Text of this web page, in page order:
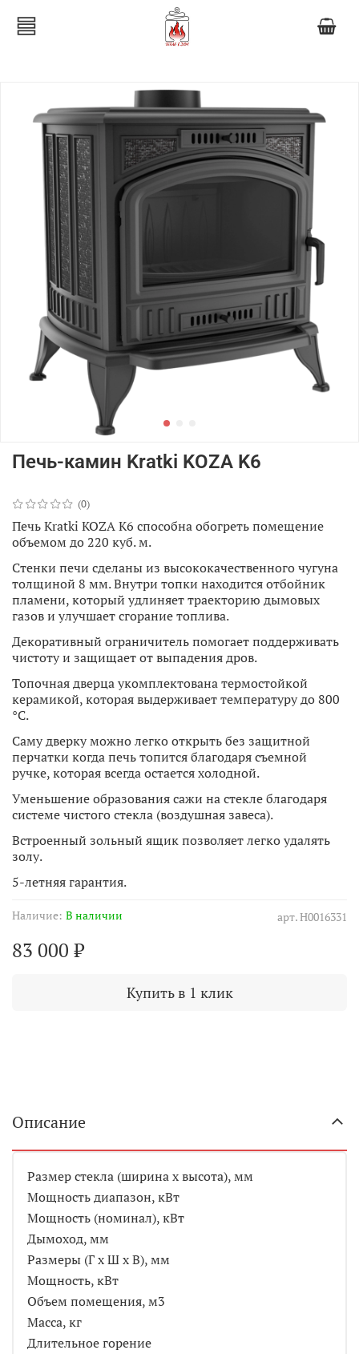
(0)
арт.Н0016331
Наличие: В наличии
Печь-камин Kratki KOZA K6
83 000 ₽
Купить в 1 клик
Печь Kratki KOZA K6 способна обогреть помещение
объемом до 220 куб. м.
Стенки печи сделаны из высококачественного чугуна
толщиной 8 мм. Внутри топки находится отбойник
пламени, который удлиняет траекторию дымовых
газов и улучшает сгорание топлива.
Декоративный ограничитель помогает поддерживать
чистоту и защищает от выпадения дров.
Топочная дверца укомплектована термостойкой
керамикой, которая выдерживает температуру до 800
°C.
Саму дверку можно легко открыть без защитной
перчатки когда печь топится благодаря съемной
ручке, которая всегда остается холодной.
Уменьшение образования сажи на стекле благодаря
системе чистого стекла (воздушная завеса).
Встроенный зольный ящик позволяет легко удалять
золу.
5-летняя гарантия.
Описание
Размер стекла (ширина х высота), мм
Мощность диапазон, кВт
Мощность (номинал), кВт
Дымоход, мм
Размеры (Г х Ш х В), мм
Мощность, кВт
Объем помещения, м3
Масса, кг
Длительное горение